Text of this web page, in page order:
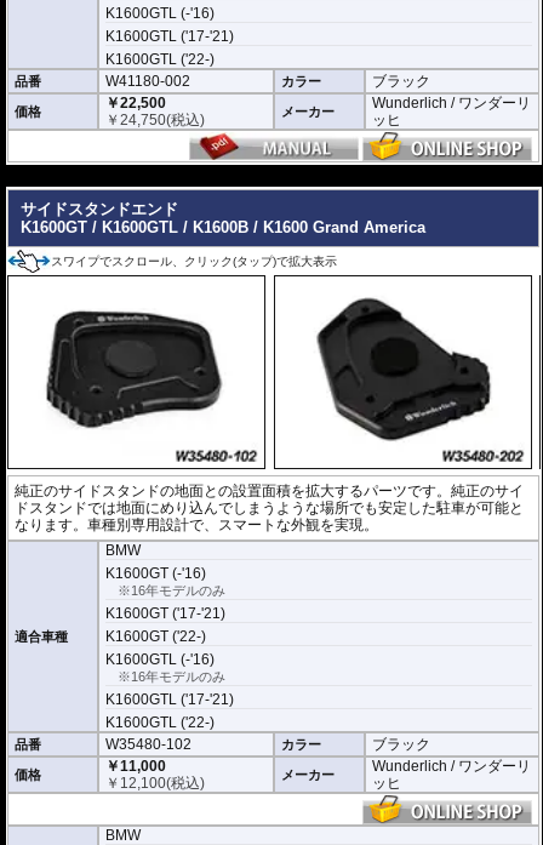
K1600GTL (-'16)
K1600GTL ('17-'21)
K1600GTL ('22-)
品番 W41180-002 カラー ブラック
価格
￥22,500
￥24,750(税込) メーカー
Wunderlich / ワンダーリ
ッヒ
サイドスタンドエンド
K1600GT / K1600GTL / K1600B / K1600 Grand America
スワイプでスクロール、クリック(タップ)で拡大表示
純正のサイドスタンドの地面との設置面積を拡大するパーツです。純正のサイ
ドスタンドでは地面にめり込んでしまうような場所でも安定した駐車が可能と
なります。車種別専用設計で、スマートな外観を実現。
適合車種
BMW
K1600GT (-'16)
※16年モデルのみ
K1600GT ('17-'21)
K1600GT ('22-)
K1600GTL (-'16)
※16年モデルのみ
K1600GTL ('17-'21)
K1600GTL ('22-)
品番 W35480-102 カラー ブラック
価格
￥11,000
￥ 12,100(税込) メーカー
Wunderlich / ワンダーリ
ッヒ
BMW